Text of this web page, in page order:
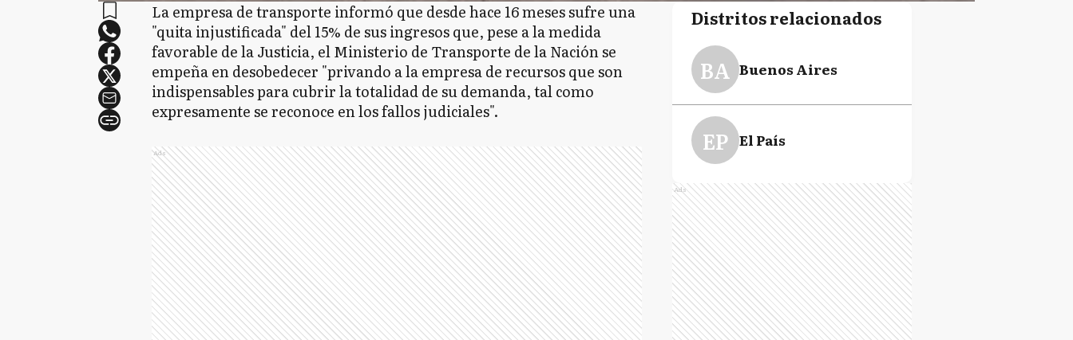
La empresa de transporte informó que desde hace 16 meses sufre una
"quita injustificada" del 15% de sus ingresos que, pese a la medida
favorable de la Justicia, el Ministerio de Transporte de la Nación se
empeña en desobedecer "privando a la empresa de recursos que son
indispensables para cubrir la totalidad de su demanda, tal como
expresamente se reconoce en los fallos judiciales".
Ads
Distritos relacionados
BA Buenos Aires
EP El País
Ads